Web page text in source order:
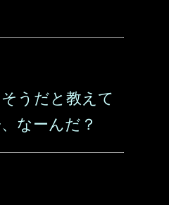
うだと教えて
なーんだ？